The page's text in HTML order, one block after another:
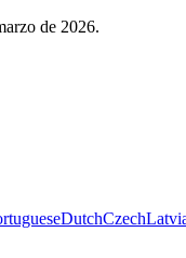
de 2026.
DutchCzech